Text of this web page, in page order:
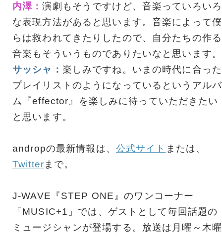
内澤：演劇もそうですけど、音楽っていろいろ
な表現方法があると思います。音楽によって僕
らは救われてきたりしたので、自分たちの作る
音楽もそういうものでありたいなと思います。
サッシャ： 楽しみですね。いまの時代に合った
プレイリストのようになっているというアルバ
ム『effector』を楽しみに待っていただきたい
と思います。
andropの最新情報は、 公式サイト または、
Twitter まで。
J-WAVE『STEP ONE』のワンコーナー
「MUSIC+1」では、ゲストとして毎回話題の
ミュージシャンが登場する。放送は月曜～木曜